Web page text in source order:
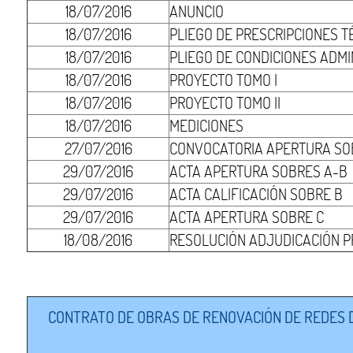
18/07/2016
ANUNCIO
18/07/2016
PLIEGO DE PRESCRIPCIONES
18/07/2016
PLIEGO DE CONDICIONES
18/07/2016
PROYECTO TOMO I
18/07/2016
PROYECTO TOMO II
18/07/2016
MEDICIONES
27/07/2016
CONVOCATORIA APERTURA
29/07/2016
ACTA APERTURA SOBRES A-B
29/07/2016
ACTA CALIFICACIÓN SOBRE B
29/07/2016
ACTA APERTURA SOBRE C
18/08/2016
RESOLUCIÓN ADJUDICACIÓN
CONTRATO DE OBRAS DE RENOVACIÓN DE